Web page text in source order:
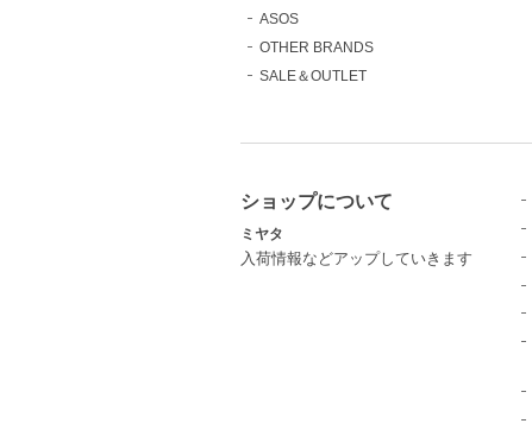
ASOS
OTHER BRANDS
SALE＆OUTLET
ショップについて
ミヤタ
入荷情報などアップしていきます